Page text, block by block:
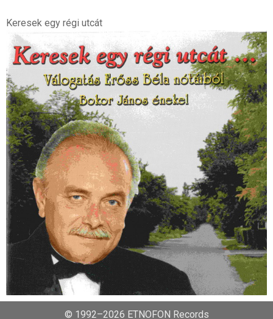
Keresek egy régi utcát
© 1992–2026 ETNOFON Records